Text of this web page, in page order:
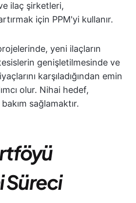
ilaç şirketleri,
için PPM'yi kullanır.
yeni ilaçların
genişletilmesinde ve
karşıladığından emin
olur. Nihai hedef,
sağlamaktır.
Süreci